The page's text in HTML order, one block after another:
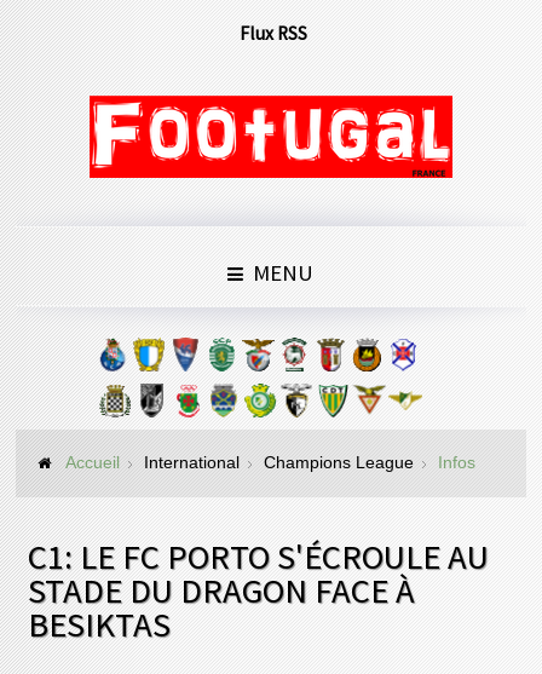
Flux RSS
MENU
Accueil International Champions League Infos
C1: LE FC PORTO S'ÉCROULE AU
STADE DU DRAGON FACE À
BESIKTAS